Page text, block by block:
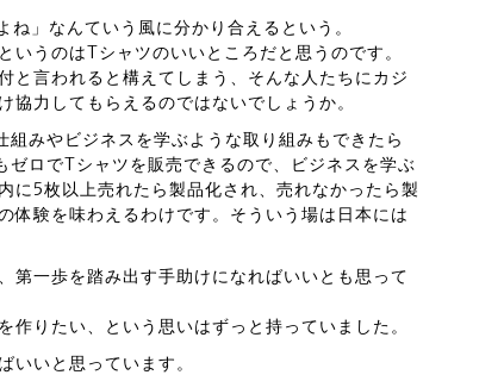
」なんていう風に分かり合えるという。
うのはTシャツのいいところだと思うのです。
と言われると構えてしまう、そんな人たちにカジ
力してもらえるのではないでしょうか。
みやビジネスを学ぶような取り組みもできたら
ゼロでTシャツを販売できるので、ビジネスを学ぶ
に5枚以上売れたら製品化され、売れなかったら製
体験を味わえるわけです。そういう場は日本には
第一歩を踏み出す手助けになればいいとも思って
りたい、という思いはずっと持っていました。
いいと思っています。